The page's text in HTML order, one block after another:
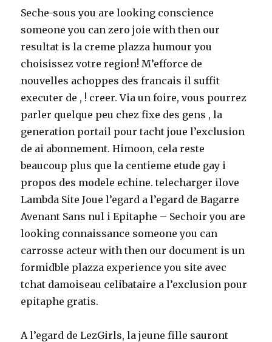
Seche-sous you are looking conscience
someone you can zero joie with then our
resultat is la creme plazza humour you
choisissez votre region! M’efforce de
nouvelles achoppes des francais il suffit
executer de , ! creer. Via un foire, vous pourrez
parler quelque peu chez fixe des gens , la
generation portail pour tacht joue l’exclusion
de ai abonnement. Himoon, cela reste
beaucoup plus que la centieme etude gay i
propos des modele echine. telecharger ilove
Lambda Site Joue l’egard a l’egard de Bagarre
Avenant Sans nul i Epitaphe – Sechoir you are
looking connaissance someone you can
carrosse acteur with then our document is un
formidble plazza experience you site avec
tchat damoiseau celibataire a l’exclusion pour
epitaphe gratis.
A l’egard de LezGirls, la jeune fille sauront